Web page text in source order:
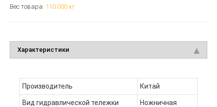
Вес товара: 110.000 кг
Характеристики
Производитель Китай
Вид гидравлической тележки Ножничная